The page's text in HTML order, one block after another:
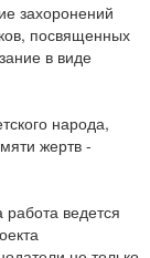
захоронений
посвященных
в виде
народа,
жертв -
ведется